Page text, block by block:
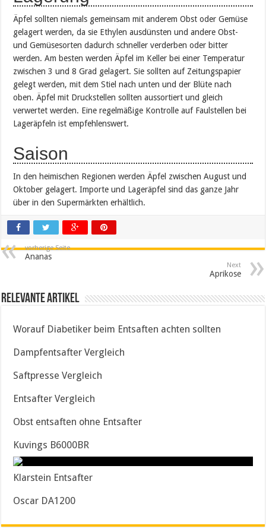
Äpfel sollten niemals gemeinsam mit anderem Obst oder Gemüse
gelagert werden, da sie Ethylen ausdünsten und andere Obst-
und Gemüsesorten dadurch schneller verderben oder bitter
werden. Am besten werden Äpfel im Keller bei einer Temperatur
zwischen 3 und 8 Grad gelagert. Sie sollten auf Zeitungspapier
gelegt werden, mit dem Stiel nach unten und der Blüte nach
oben. Äpfel mit Druckstellen sollten aussortiert und gleich
verwertet werden. Eine regelmäßige Kontrolle auf Faulstellen bei
Lageräpfeln ist empfehlenswert.
Saison
In den heimischen Regionen werden Äpfel zwischen August und
Oktober gelagert. Importe und Lageräpfel sind das ganze Jahr
über in den Supermärkten erhältlich.
vorherige Seite
Ananas
Next
Aprikose
Relevante Artikel
Worauf Diabetiker beim Entsaften achten sollten
Dampfentsafter Vergleich
Saftpresse Vergleich
Entsafter Vergleich
Obst entsaften ohne Entsafter
Kuvings B6000BR
Klarstein Entsafter
Oscar DA1200